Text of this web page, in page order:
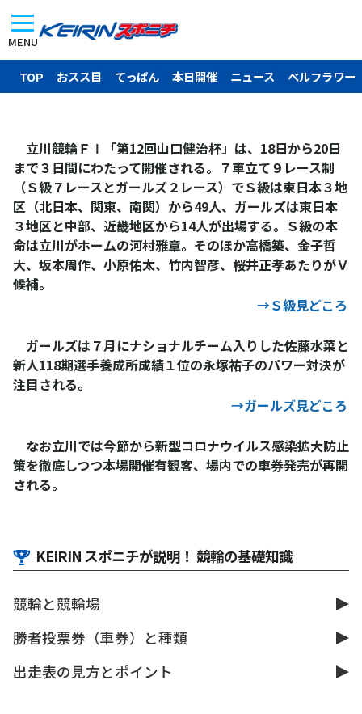
MENU
TOP おスス目 てっぱん 本日開催 ニュース ベルフラワー
立川競輪ＦⅠ「第12回山口健治杯」は、18日から20日
まで３日間にわたって開催される。７車立て９レース制
（Ｓ級７レースとガールズ２レース）でＳ級は東日本３地
区（北日本、関東、南関）から49人、ガールズは東日本
３地区と中部、近畿地区から14人が出場する。Ｓ級の本
命は立川がホームの河村雅章。そのほか高橋築、金子哲
大、坂本周作、小原佑太、竹内智彦、桜井正孝あたりがＶ
候補。
→Ｓ級見どころ
ガールズは７月にナショナルチーム入りした佐藤水菜と
新人118期選手養成所成績１位の永塚祐子のパワー対決が
注目される。
→ガールズ見どころ
なお立川では今節から新型コロナウイルス感染拡大防止
策を徹底しつつ本場開催有観客、場内での車券発売が再開
される。
KEIRIN スポニチが説明！ 競輪の基礎知識
競輪と競輪場
勝者投票券（車券）と種類
出走表の見方とポイント